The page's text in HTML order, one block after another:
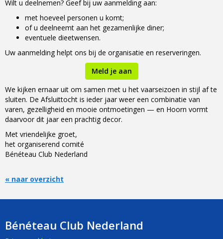
Wilt u deelnemen? Geef bij uw aanmelding aan:
met hoeveel personen u komt;
of u deelneemt aan het gezamenlijke diner;
eventuele dieetwensen.
Uw aanmelding helpt ons bij de organisatie en reserveringen.
Meld je aan
We kijken ernaar uit om samen met u het vaarseizoen in stijl af te
sluiten. De Afsluittocht is ieder jaar weer een combinatie van
varen, gezelligheid en mooie ontmoetingen — en Hoorn vormt
daarvoor dit jaar een prachtig decor.
Met vriendelijke groet,
het organiserend comité
Bénéteau Club Nederland
« naar overzicht
Bénéteau Club Nederland